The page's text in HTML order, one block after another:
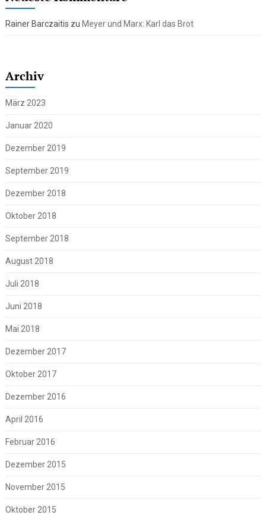
Rainer Barczaitis zu Meyer und Marx: Karl das Brot
Archiv
März 2023
Januar 2020
Dezember 2019
September 2019
Dezember 2018
Oktober 2018
September 2018
August 2018
Juli 2018
Juni 2018
Mai 2018
Dezember 2017
Oktober 2017
Dezember 2016
April 2016
Februar 2016
Dezember 2015
November 2015
Oktober 2015